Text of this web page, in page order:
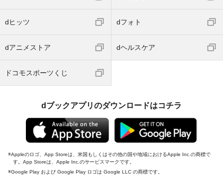
dヒッツ dフォト
dアニメストア dヘルスケア
ドコモスポーツくじ
dブックアプリのダウンロードはコチラ
Appleのロゴ、App Storeは、米国もしくはその他の国や地域におけるApple Inc.の商標で
す。App Storeは、Apple Inc.のサービスマークです。
Google Play および Google Play ロゴは Google LLC の商標です。